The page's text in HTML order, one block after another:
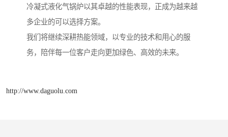
冷凝式液化气锅炉以其卓越的性能表现，正成为越来越
多企业的可以选择方案。
我们将继续深耕热能领域，以专业的技术和用心的服
务，陪伴每一位客户走向更加绿色、高效的未来。
http://www.daguolu.com